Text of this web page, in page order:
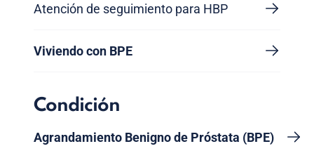
Atención de seguimiento para HBP
Viviendo con BPE
Condición
Agrandamiento Benigno de Próstata (BPE)